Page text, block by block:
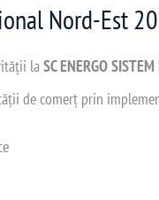
Nord-Est
laSC ENERGO
de comerț prin